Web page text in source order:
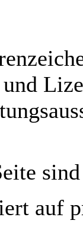
auf